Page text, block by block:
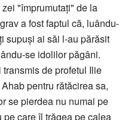
"împrumutați" de la
a fost faptul că, luându-
supuși ai săi l-au părăsit
se idolilor păgâni.
de profetul Ilie
pentru rătăcirea sa,
se pierdea nu numai pe
care îl trăgea pe calea